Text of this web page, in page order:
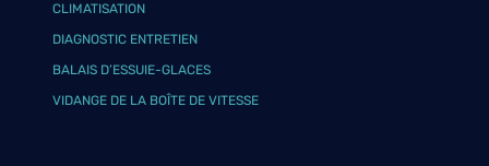
CLIMATISATION
DIAGNOSTIC ENTRETIEN
BALAIS D’ESSUIE-GLACES
VIDANGE DE LA BOÎTE DE VITESSE